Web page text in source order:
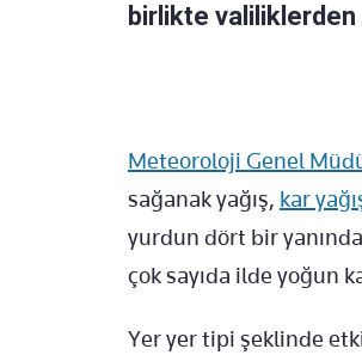
birlikte valiliklerden
Meteoroloji Genel
sağanak yağış, kar
yurdun dört bir
çok sayıda ilde yoğun
Yer yer tipi şeklinde